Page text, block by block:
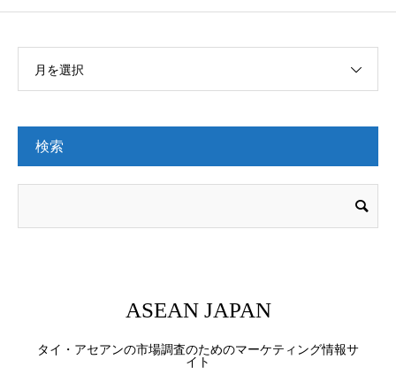
月を選択
検索
ASEAN JAPAN
タイ・アセアンの市場調査のためのマーケティング情報サ
イト